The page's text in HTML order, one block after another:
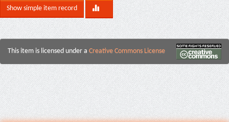
Show simple item record
This item is licensed under a Creative Commons License